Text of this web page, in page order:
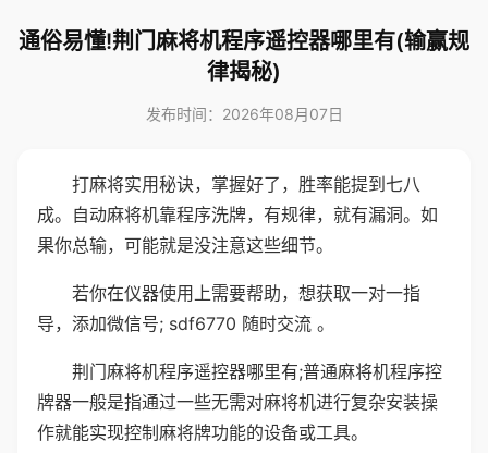
通俗易懂!荆门麻将机程序遥控器哪里有(输赢规
律揭秘)
发布时间：2026年08月07日
打麻将实用秘诀，掌握好了，胜率能提到七八
成。自动麻将机靠程序洗牌，有规律，就有漏洞。如
果你总输，可能就是没注意这些细节。
若你在仪器使用上需要帮助，想获取一对一指
导，添加微信号; sdf6770 随时交流 。
荆门麻将机程序遥控器哪里有;普通麻将机程序控
牌器一般是指通过一些无需对麻将机进行复杂安装操
作就能实现控制麻将牌功能的设备或工具。